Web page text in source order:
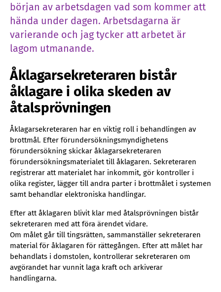
början av arbetsdagen vad som kommer att
hända under dagen. Arbetsdagarna är
varierande och jag tycker att arbetet är
lagom utmanande.
Åklagarsekreteraren bistår
åklagare i olika skeden av
åtalsprövningen
Åklagarsekreteraren har en viktig roll i behandlingen av
brottmål. Efter förundersökningsmyndighetens
förundersökning skickar åklagarsekreteraren
förundersökningsmaterialet till åklagaren. Sekreteraren
registrerar att materialet har inkommit, gör kontroller i
olika register, lägger till andra parter i brottmålet i systemen
samt behandlar elektroniska handlingar.
Efter att åklagaren blivit klar med åtalsprövningen bistår
sekreteraren med att föra ärendet vidare.
Om målet går till tingsrätten, sammanställer sekreteraren
material för åklagaren för rättegången. Efter att målet har
behandlats i domstolen, kontrollerar sekreteraren om
avgörandet har vunnit laga kraft och arkiverar
handlingarna.